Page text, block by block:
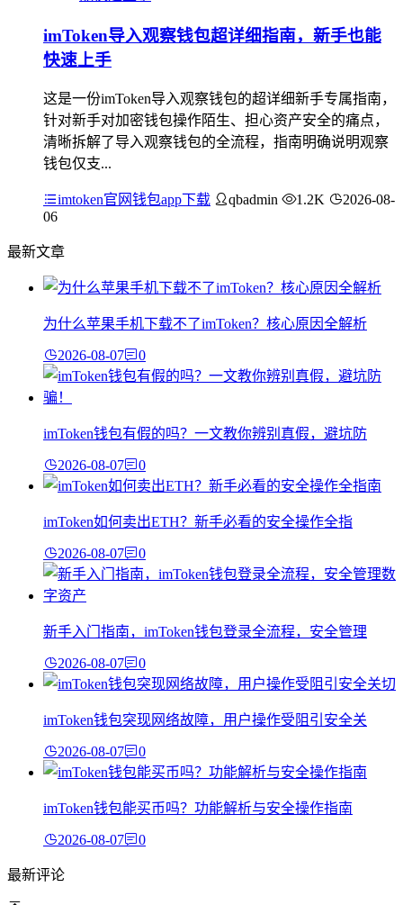
imToken导入观察钱包超详细指南，新手也能
快速上手
这是一份imToken导入观察钱包的超详细新手专属指南，
针对新手对加密钱包操作陌生、担心资产安全的痛点，
清晰拆解了导入观察钱包的全流程，指南明确说明观察
钱包仅支...
imtoken官网钱包app下载 qbadmin 1.2K
2026-08-
06
最新文章
为什么苹果手机下载不了imToken？核心原因全解析
2026-08-07 0
imToken钱包有假的吗？一文教你辨别真假，避坑防
2026-08-07 0
imToken如何卖出ETH？新手必看的安全操作全指
2026-08-07 0
新手入门指南，imToken钱包登录全流程，安全管理
2026-08-07 0
imToken钱包突现网络故障，用户操作受阻引安全关
2026-08-07 0
imToken钱包能买币吗？功能解析与安全操作指南
2026-08-07 0
最新评论